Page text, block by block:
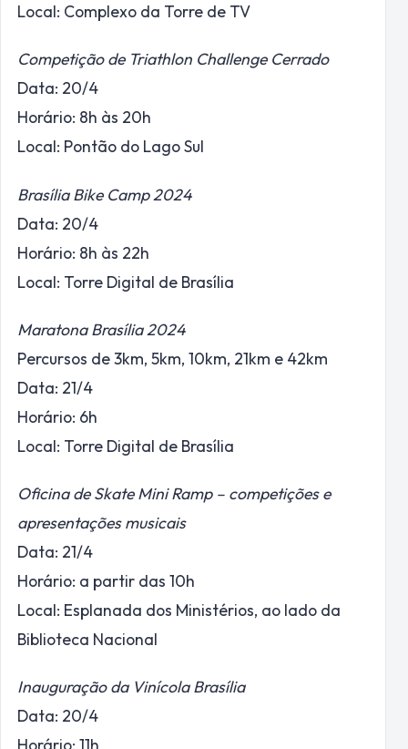
Local: Complexo da Torre de TV
Competição de Triathlon Challenge Cerrado
Data: 20/4
Horário: 8h às 20h
Local: Pontão do Lago Sul
Brasília Bike Camp 2024
Data: 20/4
Horário: 8h às 22h
Local: Torre Digital de Brasília
Maratona Brasília 2024
Percursos de 3km, 5km, 10km, 21km e 42km
Data: 21/4
Horário: 6h
Local: Torre Digital de Brasília
Oficina de Skate Mini Ramp – competições e
apresentações musicais
Data: 21/4
Horário: a partir das 10h
Local: Esplanada dos Ministérios, ao lado da
Biblioteca Nacional
Inauguração da Vinícola Brasília
Data: 20/4